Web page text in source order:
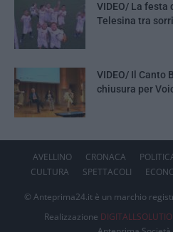
VIDEO/ La festa
Telesina tra
VIDEO/ Il Canto
chiusura per
AVELLINO CRONACA
CULTURA
SPETTACOLI
© Anteprima24.it è un marchio
Realizzazione